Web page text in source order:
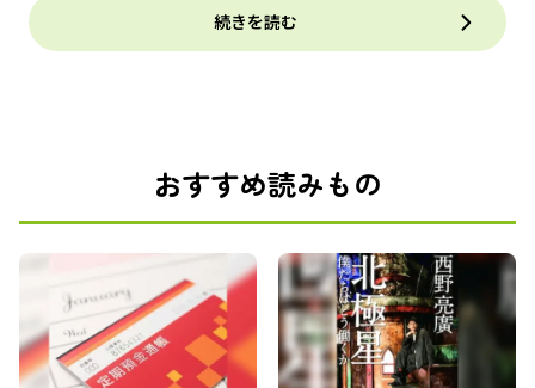
続きを読む
おすすめ読みもの